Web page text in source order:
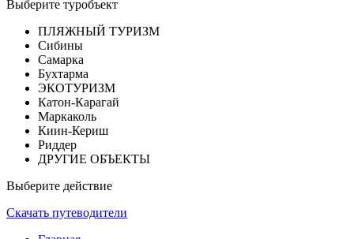
Выберите туробъект
ПЛЯЖНЫЙ ТУРИЗМ
Сибины
Самарка
Бухтарма
ЭКОТУРИЗМ
Катон-Карагай
Маркаколь
Киин-Кериш
Риддер
ДРУГИЕ ОБЪЕКТЫ
Выберите действие
Скачать путеводители